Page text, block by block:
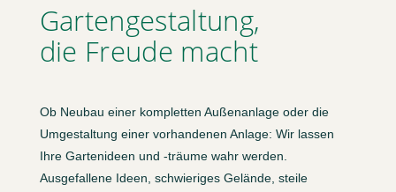
Gartengestaltung,
die Freude macht
Ob Neubau einer kompletten Außenanlage oder die
Umgestaltung einer vorhandenen Anlage: Wir lassen
Ihre Gartenideen und -träume wahr werden.
Ausgefallene Ideen, schwieriges Gelände, steile